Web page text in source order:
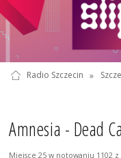
Radio Szczecin »
Amnesia - Dead
Miejsce 25 w notowaniu 1102